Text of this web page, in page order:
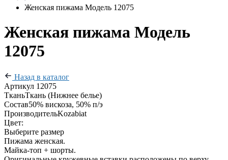
Женская пижама Модель 12075
Женская пижама Модель
12075
Назад в каталог
Артикул 12075
ТканьТкань (Нижнее белье)
Состав50% вискоза, 50% п/э
ПроизводительKozabiat
Цвет:
Выберите размер
Пижама женская.
Майка-топ + шорты.